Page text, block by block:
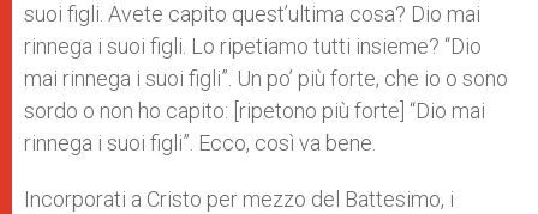
suoi figli. Avete capito quest’ultima cosa? Dio mai
rinnega i suoi figli. Lo ripetiamo tutti insieme? “Dio
mai rinnega i suoi figli”. Un po’ più forte, che io o sono
sordo o non ho capito: [ripetono più forte] “Dio mai
rinnega i suoi figli”. Ecco, così va bene.
Incorporati a Cristo per mezzo del Battesimo, i